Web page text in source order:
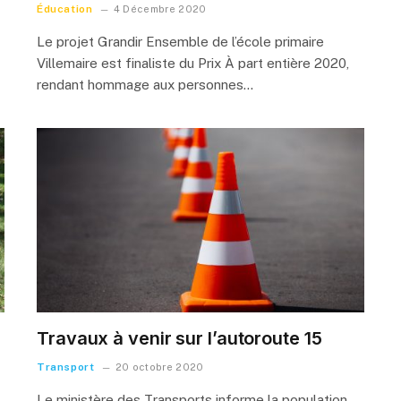
Éducation 4 Décembre 2020
Le projet Grandir Ensemble de l’école primaire
Villemaire est finaliste du Prix À part entière 2020,
rendant hommage aux personnes…
Travaux à venir sur l’autoroute 15
Transport 20 octobre 2020